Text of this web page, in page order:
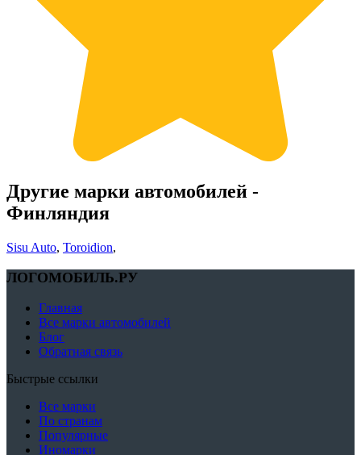
Другие марки автомобилей -
Финляндия
Sisu Auto, Toroidion,
ЛОГОМОБИЛЬ.РУ
Главная
Все марки автомобилей
Блог
Обратная связь
Быстрые ссылки
Все марки
По странам
Популярные
Иномарки